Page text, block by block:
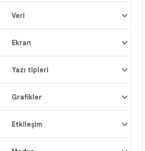
Veri
Ekran
Yazı tipleri
Grafikler
Etkileşim